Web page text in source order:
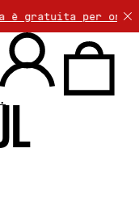
è gratuita per
.